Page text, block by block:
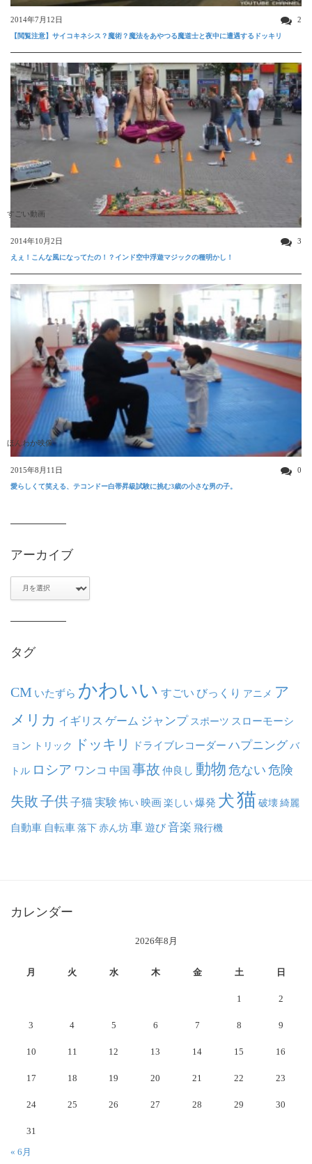
2014年7月12日 2
【閲覧注意】サイコキネシス？魔術？魔法をあやつる魔道士と夜中に遭遇するドッキリ
すごい動画
2014年10月2日 3
えぇ！こんな風になってたの！？インド空中浮遊マジックの種明かし！
ほんわか映像
2015年8月11日 0
愛らしくて笑える、テコンドー白帯昇級試験に挑む3歳の小さな男の子。
アーカイブ
タグ
CM いたずら かわいい すごい びっくり アニメ ア
メリカ イギリス ゲーム ジャンプ スポーツ スローモーシ
ョン トリック ドッキリ ドライブレコーダー ハプニング バ
トル ロシア ワンコ 中国 事故 仲良し 動物 危ない 危険
失敗子供子猫実験 怖い映画楽しい爆発 犬猫 破壊綺麗
自動車 自転車落下赤ん坊車遊び音楽 飛行機
カレンダー
2026年8月
月 火 水 木 金 土 日
1 2
3 4 5 6 7 8 9
10 11 12 13 14 15 16
17 18 19 20 21 22 23
24 25 26 27 28 29 30
31
« 6月